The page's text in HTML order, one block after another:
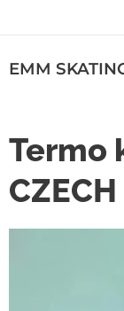
EMM
Termo
CZECH